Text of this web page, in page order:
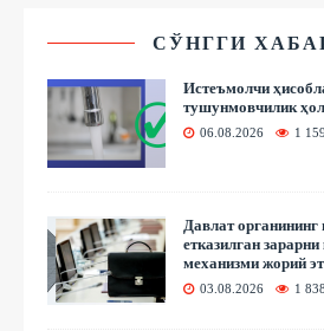
СЎНГГИ
Истеъмолчи
тушунмовчилик
06.08.2026 1 159
Давлат
етказилган
механизми жорий
03.08.2026 1 838